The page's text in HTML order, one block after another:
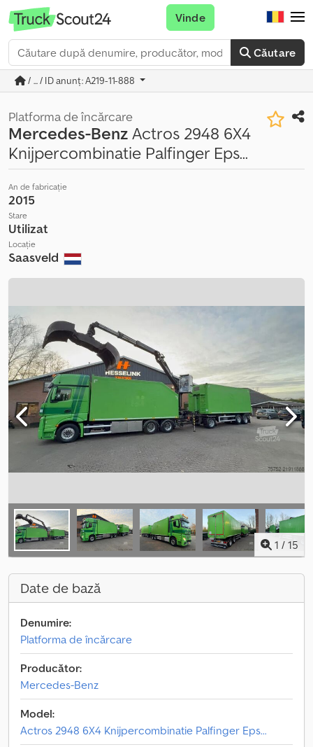
Căutare
Vinde
/ ... / ID anunț: A219-11-888
Platforma de încărcare
Mercedes-BenzActros 2948 6X4
Knijpercombinatie Palfinger Eps...
An de fabricație
2015
Stare
Utilizat
Locație
Saasveld
1 / 15
Date de bază
Denumire:
Platforma de încărcare
Producător:
Mercedes-Benz
Model:
Actros 2948 6X4 Knijpercombinatie Palfinger Eps...